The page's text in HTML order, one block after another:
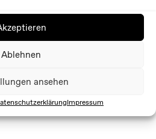
Ablehnen
ansehen
Impressum